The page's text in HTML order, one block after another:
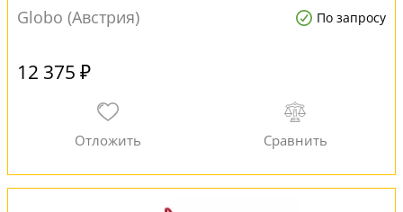
Globo (Австрия) По запросу
12 375 ₽